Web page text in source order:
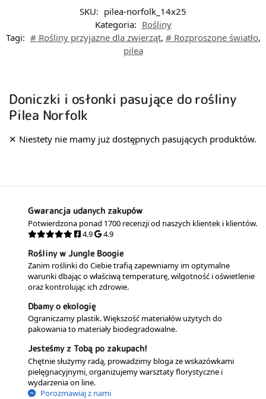
SKU: pilea-norfolk_14x25
Kategoria: Rośliny
Tagi: # Rośliny przyjazne dla zwierząt, # Rozproszone światło,
pilea
Doniczki i osłonki pasujące do rośliny
Pilea Norfolk
Gwarancja udanych zakupów
Potwierdzona ponad 1700 recenzji od naszych klientek i klientów.
4.9
4.9
Rośliny w Jungle Boogie
Zanim roślinki do Ciebie trafią zapewniamy im optymalne
warunki dbając o właściwą temperaturę, wilgotność i oświetlenie
oraz kontrolując ich zdrowie.
Dbamy o ekologię
Ograniczamy plastik. Większość materiałów użytych do
pakowania to materiały biodegradowalne.
Jesteśmy z Tobą po zakupach!
Chętnie służymy radą, prowadzimy bloga ze wskazówkami
pielęgnacyjnymi, organizujemy warsztaty florystyczne i
wydarzenia on line.
Porozmawiaj z nami